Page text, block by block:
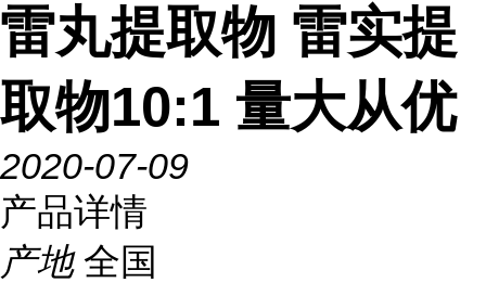
雷丸提取物 雷实提
取物10:1 量大从优
2020-07-09
产品详情
产地 全国